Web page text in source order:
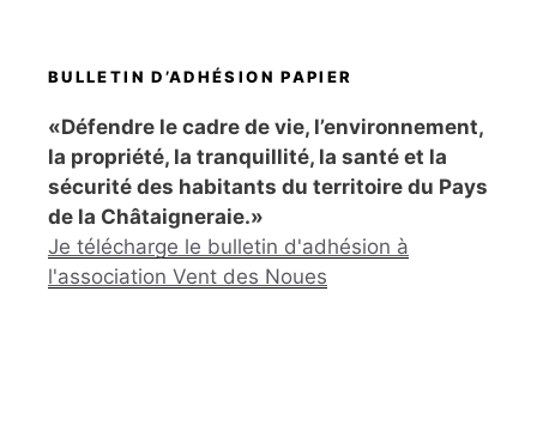
BULLETIN D’ADHÉSION PAPIER
«Défendre le cadre de vie, l’environnement,
la propriété, la tranquillité, la santé et la
sécurité des habitants du territoire du Pays
de la Châtaigneraie.»
Je télécharge le bulletin d'adhésion à
l'association Vent des Noues